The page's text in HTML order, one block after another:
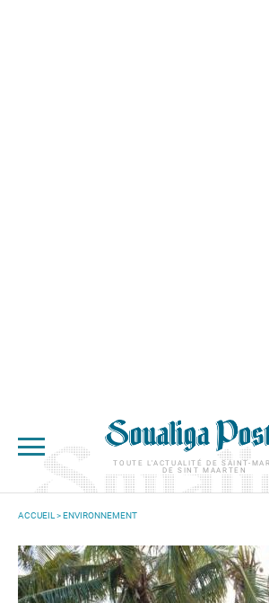
TOUTE L'ACTUALITÉ DE SAINT-
DE SINT MAARTEN
ACCUEIL >ENVIRONNEMENT